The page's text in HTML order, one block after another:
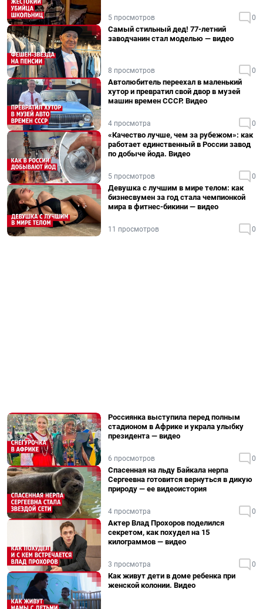
5 просмотров 0
Самый стильный дед! 77-летний
заводчанин стал моделью — видео
8 просмотров 0
Автолюбитель переехал в маленький
хутор и превратил свой двор в музей
машин времен СССР. Видео
4 просмотра 0
«Качество лучше, чем за рубежом»: как
работает единственный в России завод
по добыче йода. Видео
5 просмотров 0
Девушка с лучшим в мире телом: как
бизнесвумен за год стала чемпионкой
мира в фитнес-бикини — видео
11 просмотров 0
Россиянка выступила перед полным
стадионом в Африке и украла улыбку
президента — видео
6 просмотров 0
Спасенная на льду Байкала нерпа
Сергеевна готовится вернуться в дикую
природу — ее видеоистория
4 просмотра 0
Актер Влад Прохоров поделился
секретом, как похудел на 15
килограммов — видео
3 просмотра 0
Как живут дети в доме ребенка при
женской колонии. Видео